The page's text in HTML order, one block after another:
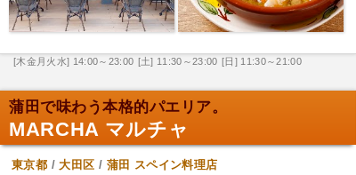
[木金月火水] 14:00～23:00 [土] 11:30～23:00 [日] 11:30～21:00
蒲田で味わう本格的パエリア。
MARCHA マルチャ
東京都 /大田区 / 蒲田 スペイン料理店